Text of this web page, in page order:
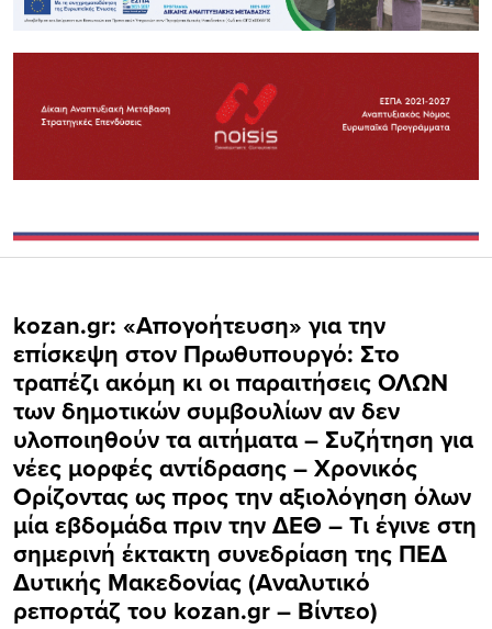
kozan.gr: «Απογοήτευση» για την
επίσκεψη στον Πρωθυπουργό: Στο
τραπέζι ακόμη κι οι παραιτήσεις ΟΛΩΝ
των δημοτικών συμβουλίων αν δεν
υλοποιηθούν τα αιτήματα – Συζήτηση για
νέες μορφές αντίδρασης – Χρονικός
Ορίζοντας ως προς την αξιολόγηση όλων
μία εβδομάδα πριν την ΔΕΘ – Τι έγινε στη
σημερινή έκτακτη συνεδρίαση της ΠΕΔ
Δυτικής Μακεδονίας (Αναλυτικό
ρεπορτάζ του kozan.gr – Bίντεο)